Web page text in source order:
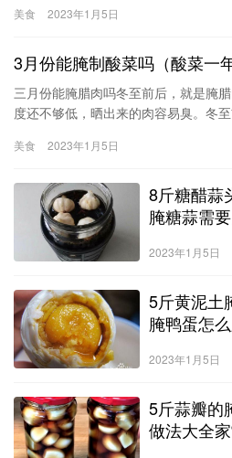
猪肋条肉计：白糖2．5千克精盐1．5
0克（3）煮制将原料肉先在清水中白
美食 2023年1月5日
3月份能腌制酸菜吗（酸菜一
三月份能腌腊肉吗冬至前后，就是腌
度还不够低，晒出来的肉容易臭。冬
的肉容易坏，温度的原因。泡菜的制
(15g)、白砂糖2茶匙(10g)、白酒1汤
美食 2023年1月5日
8斤糖醋蒜
腌糖蒜需
2023年1月5日
5斤黄泥土
腌鸭蛋怎
2023年1月5日
5斤蒜瓣的
做法大全家